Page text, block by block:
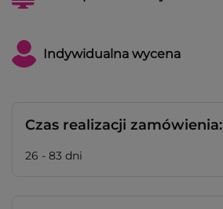
Indywidualna wycena
Czas realizacji zamówienia:
26 - 83 dni